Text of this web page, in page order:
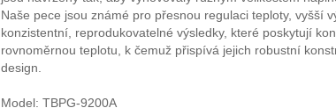
Naše pece jsou známé pro přesnou regulaci teploty, vyšší
konzistentní, reprodukovatelné výsledky, které poskytují
rovnoměrnou teplotu, k čemuž přispívá jejich robustní
design.
Model: TBPG-9200A